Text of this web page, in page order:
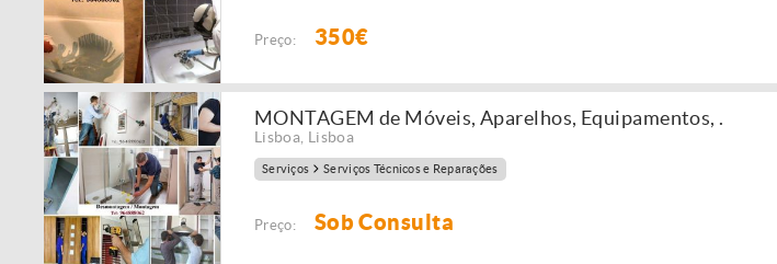
Preço: 350€
MONTAGEM de Móveis, Aparelhos, Equipamentos, .
Lisboa Lisboa
Serviços Serviços Técnicos e Reparações
Preço: Sob Consulta